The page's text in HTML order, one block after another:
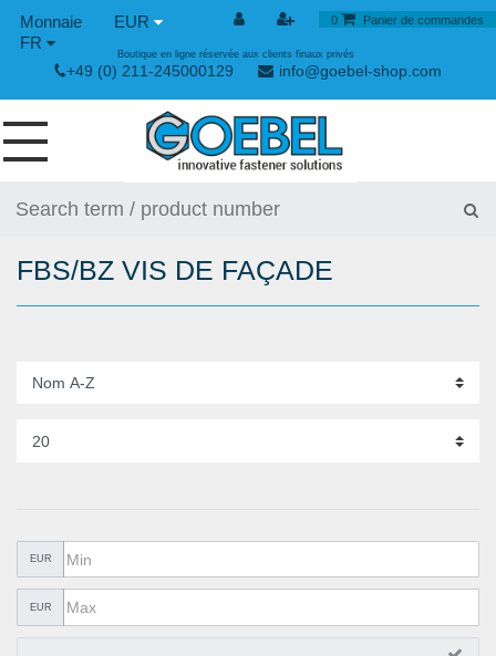
FR
EUR 0 Panier de commandes
+49 (0) 211-245000129 info@goebel-shop.com
Boutique en ligne réservée aux clients finaux privés
VIS
OUTILLAGE POUR RIVETS
COLLER ET ISOLER
EPI ÉQUIPEMENT
FBS/BZ VIS DE FAÇADE
EUR
EUR